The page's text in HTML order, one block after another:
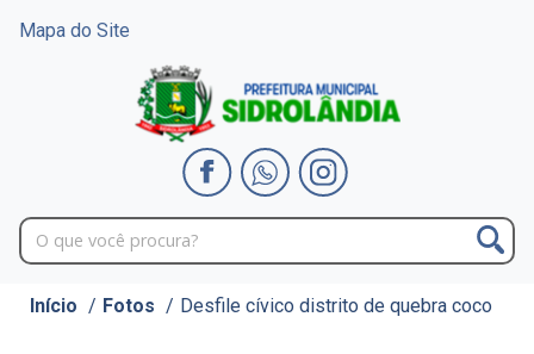
Mapa do Site
Início / Fotos / Desfile cívico distrito de quebra coco